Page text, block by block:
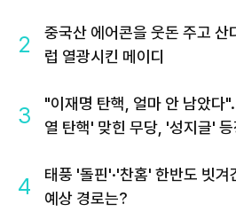
2
중국산 에어콘을 웃돈 주고 산
럽 열광시킨 메이디
3
"이재명 탄핵, 얼마 안 남았다
열 탄핵' 맞힌 무당, '성지글'
4
태풍 '돌핀'·'찬홈' 한반도 빗
예상 경로는?